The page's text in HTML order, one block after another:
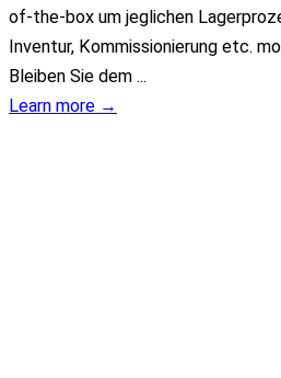
of-the-box um jeglichen
Inventur, Kommissionierung etc.
Bleiben Sie dem ...
Learn more →